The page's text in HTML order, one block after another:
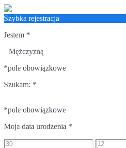
Szybka rejestracja
Jestem *
Mężczyzną
*pole obowiązkowe
Szukam: *
*pole obowiązkowe
Moja data urodzenia *